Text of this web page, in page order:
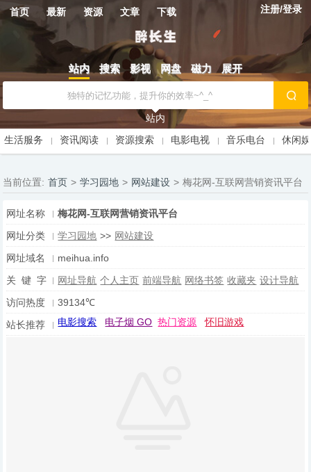
首页 最新 资源 文章 下载 注册/登录
站内 搜索 影视 网盘 磁力 展开
站内
生活服务
资讯阅读 资源搜索 电影电视 音乐电台 休闲
当前位置: 首页 > 学习园地 > 网站建设 > 梅花网-互联网营销资讯平台
网址名称
梅花网-互联网营销资讯平台
网址分类
学习园地 >> 网站建设
网址域名
meihua.info
关 键 字
网址导航 个人主页 前端导航 网络书签 收藏夹 设计导航
访问热度
39134℃
站长推荐
电影搜索 电子烟 GO 热门资源 怀旧游戏